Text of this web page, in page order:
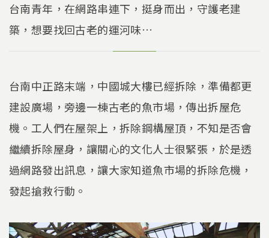
台南青年，在網路串連下，挺身而出，守護老建
築，想要找回古老的運河味…
台南中正路末端，中國城大樓已經拆除，準備都更
建設廣場，旁邊一棟古老的魚市場，傳出拆屋危
機。工人們在屋架上，拆除鋼構屋頂，不知是否會
繼續拆除屋身，讓關心的文化人士很緊張，於是透
過網路發出訊息，讓大家知道魚市場的拆除危機，
發起搶救行動。